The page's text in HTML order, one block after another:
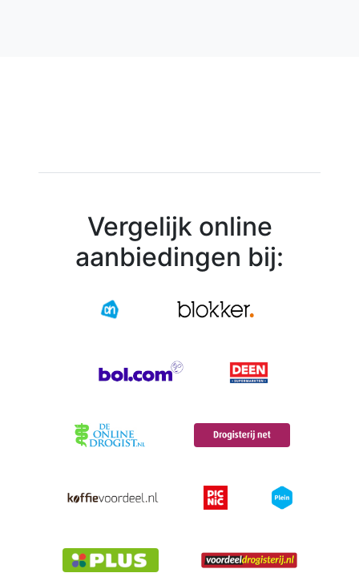
Vergelijk online
aanbiedingen bij: